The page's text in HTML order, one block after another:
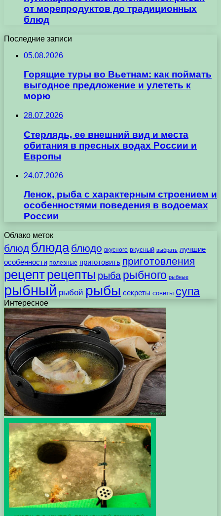
от морепродуктов до традиционных
блюд
Последние записи
05.08.2026
Горящие туры во Вьетнам: как поймать
выгодное предложение и улететь к
морю
28.07.2026
Стерлядь, ее внешний вид и места
обитания в пресных водах России и
Европы
24.07.2026
Ленок, рыба с характерным строением и
особенностями поведения в водоемах
России
Облако меток
блюд блюда блюдо вкусного вкусный выбрать лучшие
особенности полезные приготовить приготовления
рецептрецепты рыба рыбного рыбные
рыбный рыбой рыбы секреты советы супа
Интересное